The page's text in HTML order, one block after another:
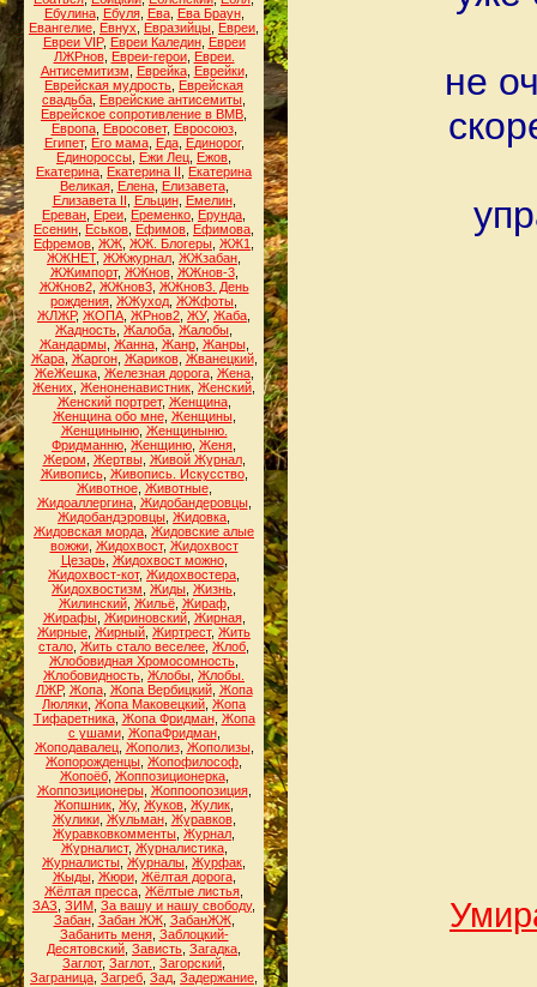
Ебулина, Ебуля, Ева, Ева Браун,
Евангелие Евнух Евразийцы Евреи
Евреи VIP, Евреи Каледин, Евреи
ЛЖРнов, Евреи-герои, Евреи.
Антисемитизм
Еврейка, Еврейки,
Еврейская мудрость Еврейская
свадьба Еврейские антисемиты
Еврейское сопротивление в ВМВ
Европа, Евросовет, Евросоюз,
Египет, Его мама, Еда, Единорог,
Единороссы Ежи Лец Ежов
Екатерина Екатерина II
Екатерина
Великая, Елена, Елизавета,
Елизавета II
Ельцин, Емелин,
Ереван Ереи Еременко Ерунда
Есенин Еськов Ефимов Ефимова
Ефремов ЖЖ ЖЖ. Блогеры ЖЖ1
ЖЖНЕТ, ЖЖжурнал ЖЖзабан
ЖЖимпорт, ЖЖнов, ЖЖнов-3,
ЖЖнов2, ЖЖнов3, ЖЖнов3. День
рождения ЖЖуход ЖЖфоты
ЖЛЖР, ЖОПА ЖРнов2 ЖУ, Жаба
Жадность Жалоба Жалобы
Жандармы, Жанна, Жанр, Жанры,
Жара, Жаргон, Жариков, Жванецкий,
ЖеЖешка, Железная дорога, Жена,
Жених Женоненавистник Женский
Женский портрет, Женщина,
Женщина обо мне, Женщины,
Женщиныню, Женщиныню.
Фридманню Женщиню Женя
Жером Жертвы, Живой Журнал,
Живопись, Живопись. Искусство,
Животное, Животные,
Жидоаллергина, Жидобандеровцы,
Жидобандэровцы Жидовка
Жидовская морда Жидовские алые
вожжи, Жидохвост, Жидохвост
Цезарь, Жидохвост можно,
Жидохвост-кот, Жидохвостера
Жидохвостизм Жиды Жизнь
Жилинский, Жильё, Жираф,
Жирафы, Жириновский, Жирная,
Жирные Жирный Жиртрест, Жить
стало Жить стало веселее Жлоб
Жлобовидная Хромосомность
Жлобовидность Жлобы Жлобы.
ЛЖР, Жопа, Жопа Вербицкий, Жопа
Люляки Жопа Маковецкий Жопа
Тифаретника, Жопа Фридман, Жопа
с ушами, ЖопаФридман,
Жоподавалец, Жополиз, Жополизы,
Жопорожденцы Жопофилософ
Жопоёб, Жоппозиционерка,
Жоппозиционеры, Жоппоопозиция,
Жопшник Жу, Жуков Жулик
Жулики, Жульман, Журавков,
Журавковкомменты Журнал
Журналист, Журналистика,
Журналисты Журналы Журфак
Жыды, Жюри, Жёлтая дорога,
Жёлтая пресса Жёлтые листья
ЗАЗ ЗИМ За вашу и нашу свободу,
Забан, Забан ЖЖ, ЗабанЖЖ,
Забанить меня, Заблоцкий-
Десятовский Зависть Загадка
Заглот, Заглот. Загорский
Заграница Загреб Зад Задержание
не